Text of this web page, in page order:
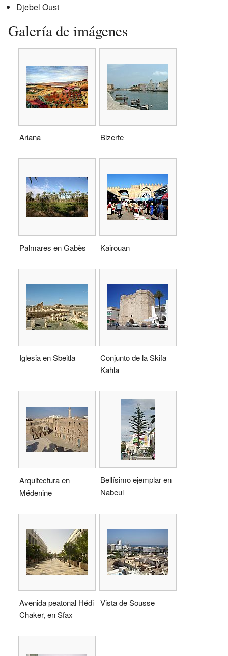
Djebel Oust
Galería de imágenes
Ariana Bizerte
Palmares en Gabès Kairouan
Iglesia en Sbeitla
Conjunto de la Skifa
Kahla
Arquitectura en
Médenine
Bellísimo ejemplar en
Nabeul
Avenida peatonal Hédi
Chaker, en Sfax
Vista de Sousse